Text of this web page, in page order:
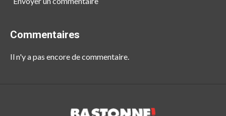
Commentaires
Il n'y a pas encore de commentaire.